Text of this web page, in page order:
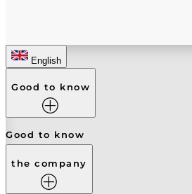
English
Good to know
Good to know
the company